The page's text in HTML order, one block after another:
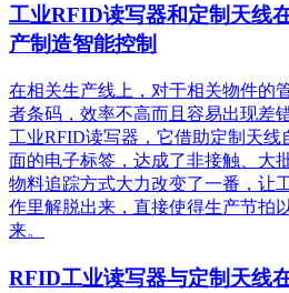
工业RFID读写器和定制天线
产制造智能控制
在相关生产线上，对于相关物件的
者条码，效率不高而且容易出现差
工业RFID读写器，它借助定制天线
面的电子标签，达成了非接触、大
物料追踪方式大力改变了一番，让
作里解脱出来，直接使得生产节拍
来。
RFID工业读写器与定制天线